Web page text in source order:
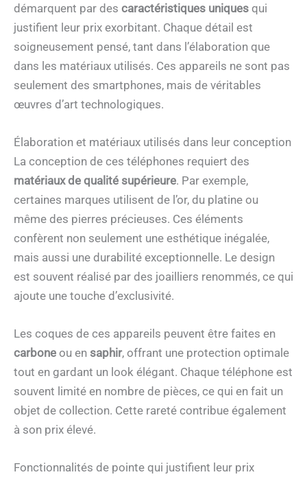
démarquent par des caractéristiques uniques qui
justifient leur prix exorbitant. Chaque détail est
soigneusement pensé, tant dans l’élaboration que
dans les matériaux utilisés. Ces appareils ne sont pas
seulement des smartphones, mais de véritables
œuvres d’art technologiques.
Élaboration et matériaux utilisés dans leur conception
La conception de ces téléphones requiert des
matériaux de qualité supérieure. Par exemple,
certaines marques utilisent de l’or, du platine ou
même des pierres précieuses. Ces éléments
confèrent non seulement une esthétique inégalée,
mais aussi une durabilité exceptionnelle. Le design
est souvent réalisé par des joailliers renommés, ce qui
ajoute une touche d’exclusivité.
Les coques de ces appareils peuvent être faites en
carbone ou en saphir, offrant une protection optimale
tout en gardant un look élégant. Chaque téléphone est
souvent limité en nombre de pièces, ce qui en fait un
objet de collection. Cette rareté contribue également
à son prix élevé.
Fonctionnalités de pointe qui justifient leur prix